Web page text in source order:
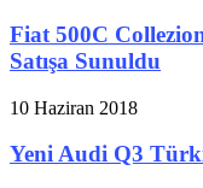
Fiat 500C
Satışa Sunuldu
10 Haziran 2018
Yeni Audi Q3